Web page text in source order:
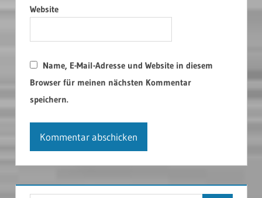
Website
Name, E-Mail-Adresse und Website in diesem
Browser für meinen nächsten Kommentar
speichern.